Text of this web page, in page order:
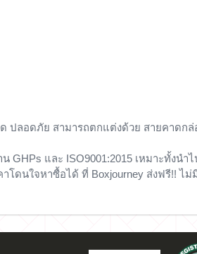
ปลอดภัย สามารถตกแต่งด้วย สายคาดกล่
และ ISO9001:2015 เหมาะทั้งนำ
โดนใจหาซื้อได้ ที่ Boxjourney ส่งฟรี!!ไม่